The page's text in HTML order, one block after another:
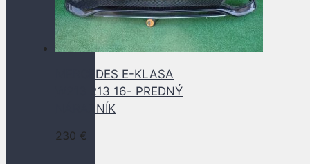
MERCEDES E-KLASA
W213 213 16- PREDNÝ
NÁRAZNÍK
230 €